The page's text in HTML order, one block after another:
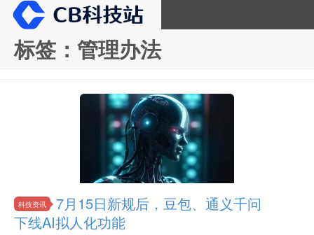
标签：管理办法
科技资讯
7月15日新规后，豆包、通义千问
下线AI拟人化功能